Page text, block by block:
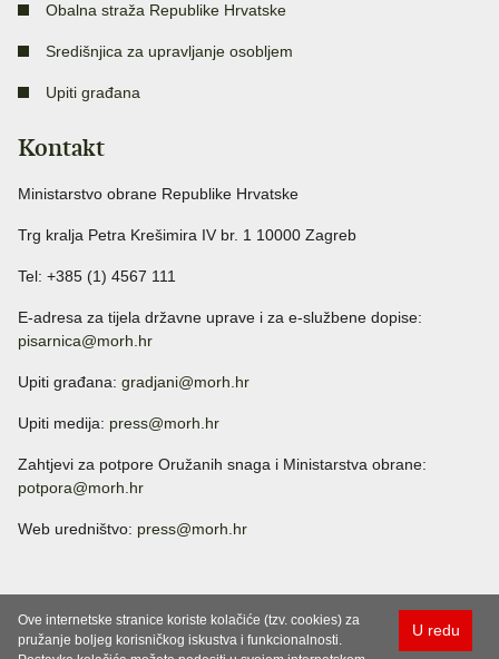
Obalna straža Republike Hrvatske
Središnjica za upravljanje osobljem
Upiti građana
Kontakt
Ministarstvo obrane Republike Hrvatske
Trg kralja Petra Krešimira IV br. 1 10000 Zagreb
Tel: +385 (1) 4567 111
E-adresa za tijela državne uprave i za e-službene dopise:
pisarnica@morh.hr
Upiti građana: gradjani@morh.hr
Upiti medija: press@morh.hr
Zahtjevi za potpore Oružanih snaga i Ministarstva obrane:
potpora@morh.hr
Web uredništvo: press@morh.hr
U redu
Ove internetske stranice koriste kolačiće (tzv. cookies) za
pružanje boljeg korisničkog iskustva i funkcionalnosti.